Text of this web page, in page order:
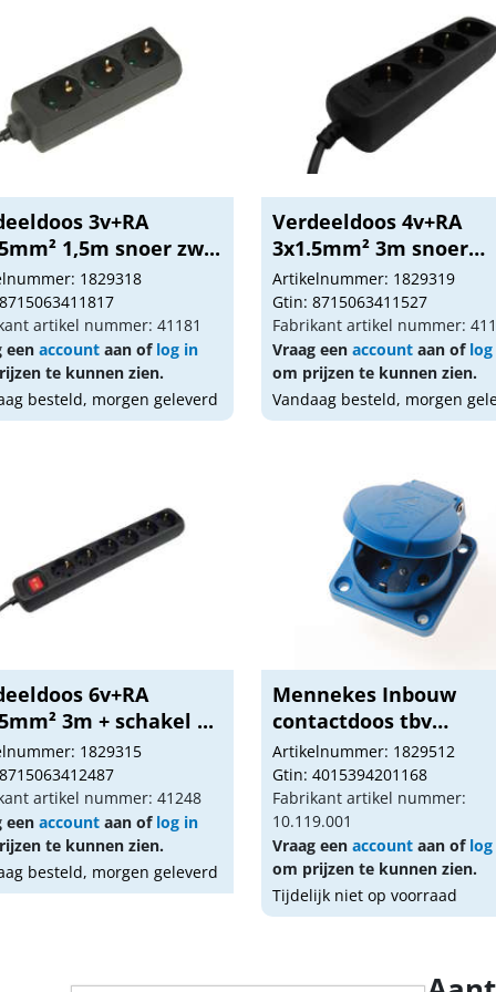
3v+RA
1,5m snoer zw...
1829318
artikel nummer: 41181
een accountaan of log in
te kunnen zien.
besteld, morgen geleverd
Verdeeldoos 4v+RA
3x1.5mm² 3m snoer
zwar...
Artikelnummer: 1829319
Gtin: 8715063411527
Fabrikant artikel nummer:
Vraag eenaccount aan of
om prijzen te kunnen zien.
Vandaag besteld, morgen
6v+RA
3m + schakel ...
1829315
artikel nummer: 41248
een accountaan of log in
te kunnen zien.
besteld, morgen geleverd
Mennekes Inbouw
contactdoos tbv
verdeelb...
Artikelnummer: 1829512
Gtin: 4015394201168
Fabrikant artikel nummer:
10.119.001
Vraag eenaccount aan of
om prijzen te kunnen zien.
Tijdelijk niet op voorraad